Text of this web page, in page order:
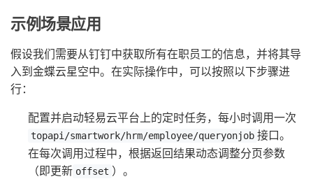
示例场景应用
假设我们需要从钉钉中获取所有在职员工的信息，并将其导
入到金蝶云星空中。在实际操作中，可以按照以下步骤进
行：
配置并启动轻易云平台上的定时任务，每小时调用一次
topapi/smartwork/hrm/employee/queryonjob 接口。
在每次调用过程中，根据返回结果动态调整分页参数
（即更新 offset ）。